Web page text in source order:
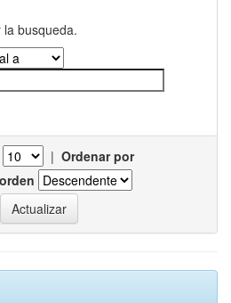
busqueda.
| Ordenar por